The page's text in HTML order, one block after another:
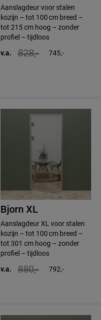
Aanslagdeur voor stalen
kozijn – tot 100 cm breed –
tot 215 cm hoog – zonder
profiel – tijdloos
v.a.
828,- 745,-
Bjorn XL
Aanslagdeur XL voor stalen
kozijn – tot 100 cm breed –
tot 301 cm hoog – zonder
profiel – tijdloos
v.a.
880,- 792,-